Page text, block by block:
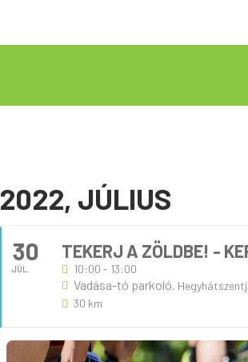
2022, JÚLIUS
30
JÚL.
TEKERJ A ZÖLDBE! -
10:00 - 13:00
Vadása-tó parkoló,
30 km